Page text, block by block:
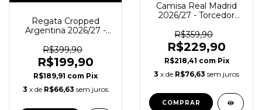
Regata Cropped
Argentina 2026/27 -
Branca - Azul
R$399,90
R$199,90
R$189,91 com Pix
3 x de R$66,63 sem juros
Camisa Real Madrid
2026/27 - Torcedor
R$359,90
R$229,90
R$218,41 com Pix
3 x de R$76,63 sem juros
COMPRAR